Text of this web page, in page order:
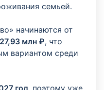
семьей.
начинаются от
27,93 млн ₽, что
вариантом среди
год, поэтому уже